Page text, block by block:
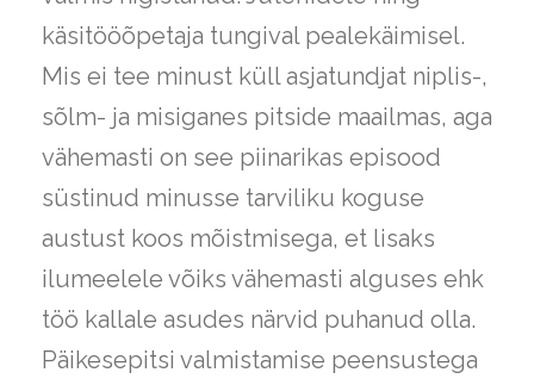
käsitööõpetaja tungival pealekäimisel.
Mis ei tee minust küll asjatundjat niplis-,
sõlm- ja misiganes pitside maailmas, aga
vähemasti on see piinarikas episood
süstinud minusse tarviliku koguse
austust koos mõistmisega, et lisaks
ilumeelele võiks vähemasti alguses ehk
töö kallale asudes närvid puhanud olla.
Päikesepitsi valmistamise peensustega